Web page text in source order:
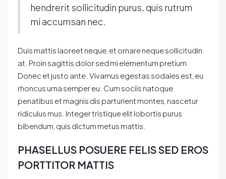
hendrerit sollicitudin purus, quis rutrum
mi accumsan nec.
Duis mattis laoreet neque, et ornare neque sollicitudin
at. Proin sagittis dolor sed mi elementum pretium.
Donec et justo ante. Vivamus egestas sodales est, eu
rhoncus urna semper eu. Cum sociis natoque
penatibus et magnis dis parturient montes, nascetur
ridiculus mus. Integer tristique elit lobortis purus
bibendum, quis dictum metus mattis.
PHASELLUS POSUERE FELIS SED EROS
PORTTITOR MATTIS